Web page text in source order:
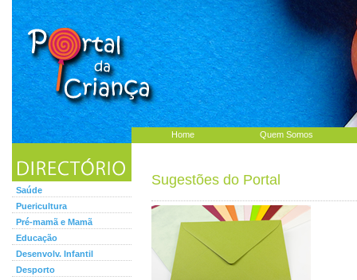
Home Quem Somos
Saúde
Puericultura
Pré-mamã e Mamã
Educação
Desenvolv. Infantil
Desporto
Sugestões do Portal